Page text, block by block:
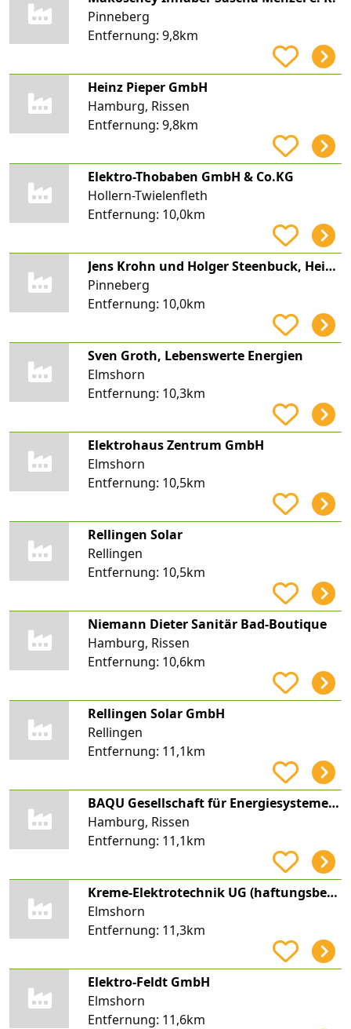
Pinneberg
Entfernung: 9,8km
Heinz Pieper GmbH
Hamburg, Rissen
Entfernung: 9,8km
Elektro-Thobaben GmbH & Co.KG
Hollern-Twielenfleth
Entfernung: 10,0km
Jens Krohn und Holger Steenbuck, Heizungsbau, Krohn & Steenbuck Heizungsbau
Pinneberg
Entfernung: 10,0km
Sven Groth, Lebenswerte Energien
Elmshorn
Entfernung: 10,3km
Elektrohaus Zentrum GmbH
Elmshorn
Entfernung: 10,5km
Rellingen Solar
Rellingen
Entfernung: 10,5km
Niemann Dieter Sanitär Bad-Boutique
Hamburg, Rissen
Entfernung: 10,6km
Rellingen Solar GmbH
Rellingen
Entfernung: 11,1km
BAQU Gesellschaft für Energiesysteme mbH
Hamburg, Rissen
Entfernung: 11,1km
Kreme-Elektrotechnik UG (haftungsbeschränkt)
Elmshorn
Entfernung: 11,3km
Elektro-Feldt GmbH
Elmshorn
Entfernung: 11,6km